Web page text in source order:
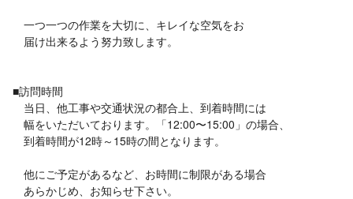
一つ一つの作業を大切に、キレイな空気をお
届け出来るよう努力致します。
■訪問時間
当日、他工事や交通状況の都合上、到着時間には
幅をいただいております。「12:00〜15:00」の場合、
到着時間が12時～15時の間となります。
他にご予定があるなど、お時間に制限がある場合
あらかじめ、お知らせ下さい。